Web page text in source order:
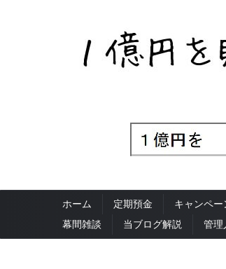
ホーム 定期預金 キャンペー
幕間雑談
当ブログ解説 管理